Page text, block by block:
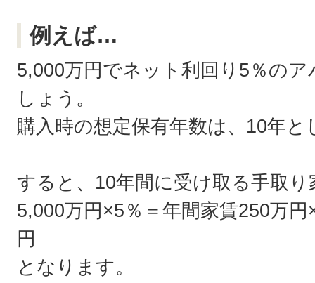
例えば…
5,000万円でネット利回り5％の
しょう。
購入時の想定保有年数は、10年と
すると、10年間に受け取る手取り
5,000万円×5％＝年間家賃250万
円
となります。